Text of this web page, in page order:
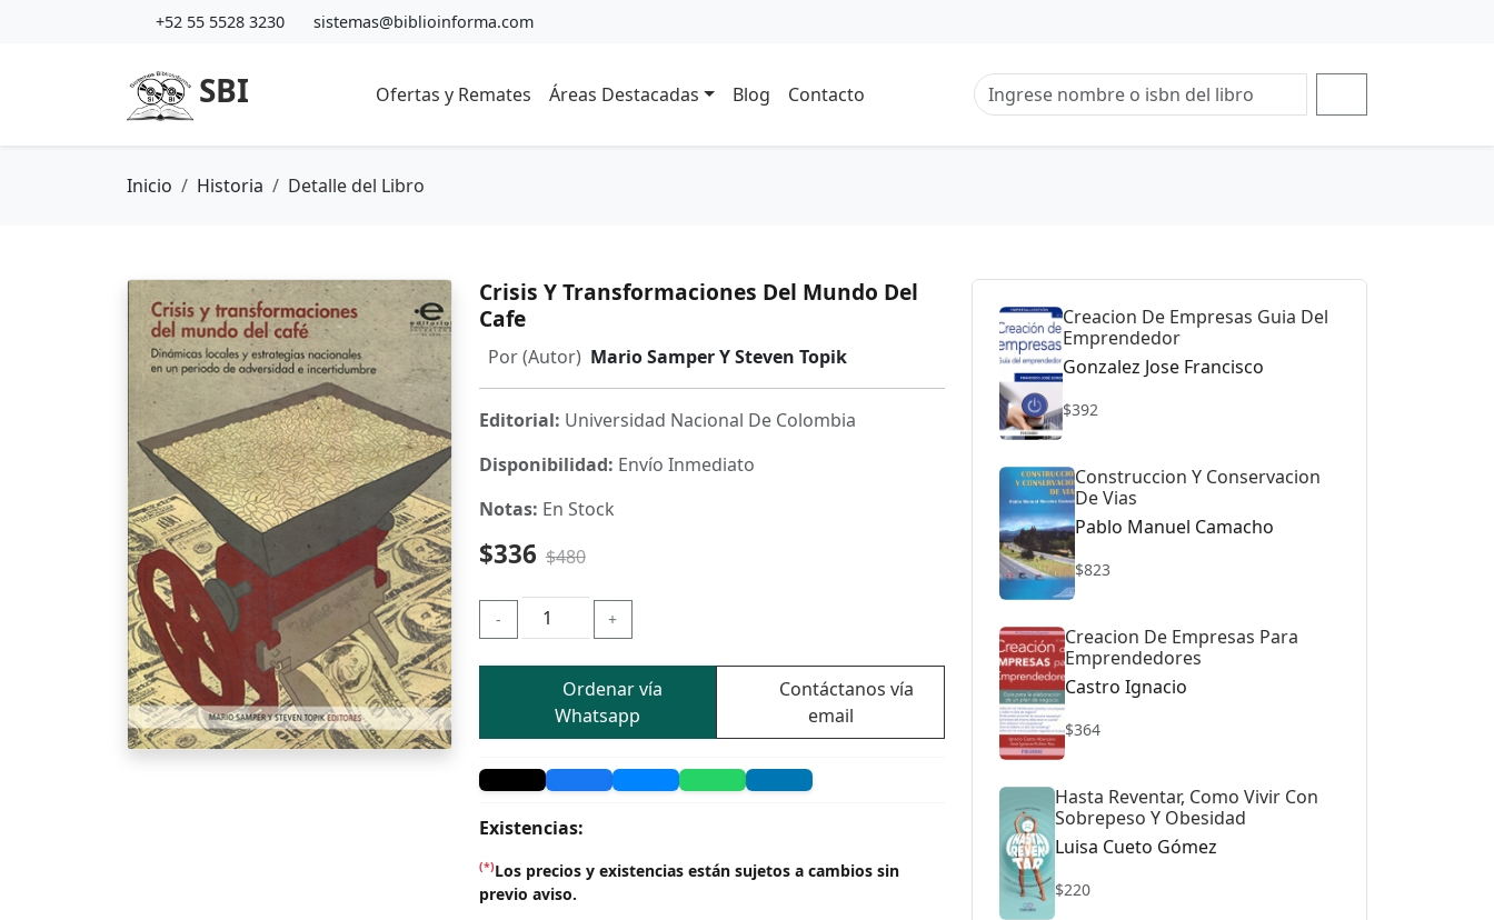
+52 55 5528 3230 sistemas@biblioinforma.com
SBI Ofertas y Remates Áreas Destacadas Blog Contacto
Inicio Historia Detalle del Libro
Crisis Y Transformaciones Del Mundo Del
Cafe
Por (Autor) Mario Samper Y Steven Topik
Editorial: Universidad Nacional De Colombia
Disponibilidad: Envío Inmediato
Notas: En Stock
$336 $480
- +
Ordenar vía
Whatsapp
Contáctanos vía
email
Existencias:
(*)Los precios y existencias están sujetos a cambios sin
previo aviso.
Creacion De Empresas Guia Del
Emprendedor
Gonzalez Jose Francisco
$392
Construccion Y Conservacion
De Vias
Pablo Manuel Camacho
$823
Creacion De Empresas Para
Emprendedores
Castro Ignacio
$364
Hasta Reventar, Como Vivir Con
Sobrepeso Y Obesidad
Luisa Cueto Gómez
$220